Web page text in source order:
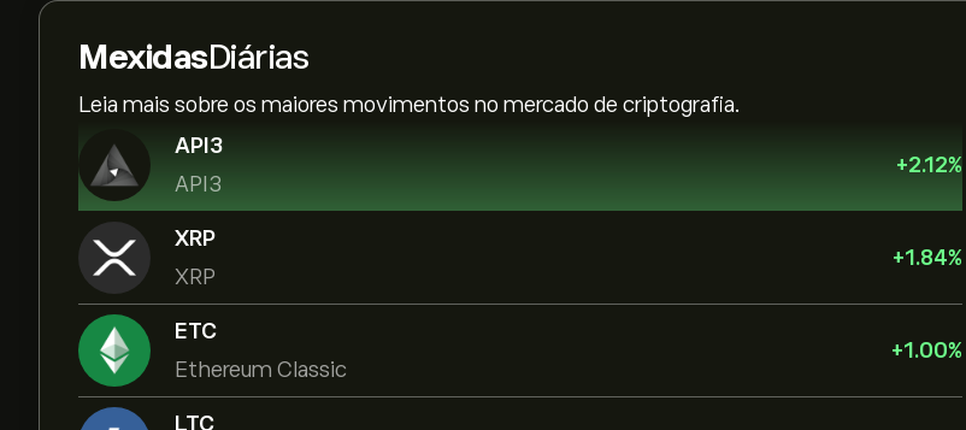
MexidasDiárias
Leia mais sobre os maiores movimentos no mercado de criptografia.
API3
API3
+2.12%
XRP
XRP
+1.84%
ETC
Ethereum Classic
+1.00%
LTC